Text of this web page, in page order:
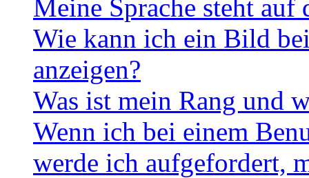
Meine Sprache steht
Wie kann ich ein Bild
anzeigen?
Was ist mein Rang und
Wenn ich bei einem
werde ich aufgefordert,